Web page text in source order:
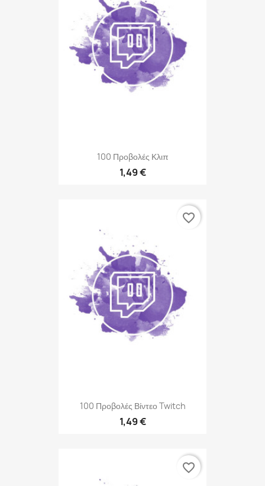
100 Προβολές Κλιπ
1,49 €
100 Προβολές Βίντεο Twitch
1,49 €
favorite_border
favorite_border